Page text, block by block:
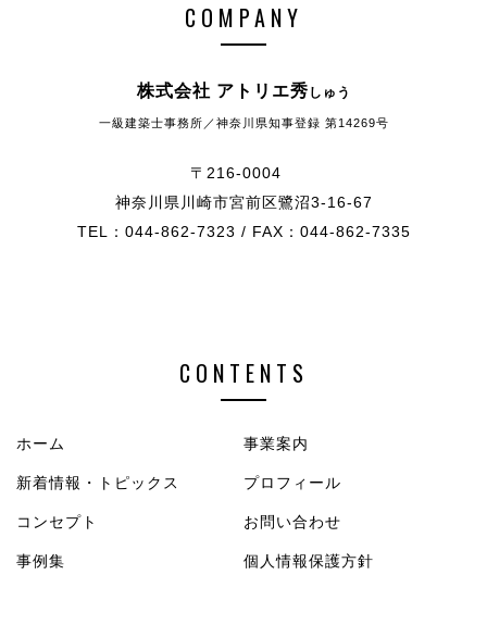
COMPANY
株式会社 アトリエ秀 しゅう
一級建築士事務所／神奈川県知事登録 第14269号
〒216-0004
神奈川県川崎市宮前区鷺沼3-16-67
TEL：044-862-7323 / FAX：044-862-7335
CONTENTS
ホーム
新着情報・トピックス
コンセプト
事例集
事業案内
プロフィール
お問い合わせ
個人情報保護方針